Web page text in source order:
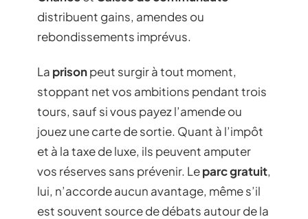
distribuent gains, amendes ou
rebondissements imprévus.
La prisonpeut surgir à tout moment,
stoppant net vos ambitions pendant trois
tours, sauf si vous payez l’amende ou
jouez une carte de sortie. Quant à l’impôt
et à la taxe de luxe, ils peuvent amputer
vos réserves sans prévenir. Leparc gratuit,
lui, n’accorde aucun avantage, même s’il
est souvent source de débats autour de la